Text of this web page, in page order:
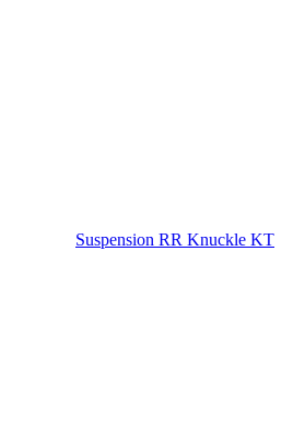
Suspension RR Knuckle KT